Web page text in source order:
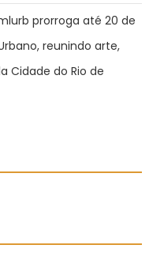
prorroga até 20 de
reunindo arte,
Cidade do Rio de